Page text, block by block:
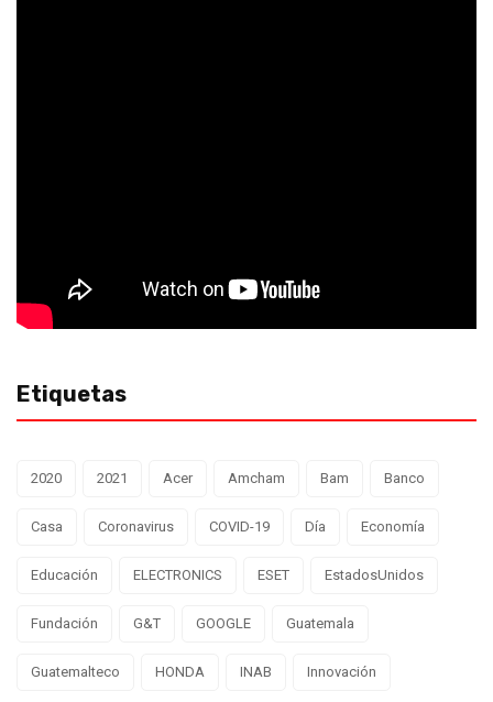
Etiquetas
2020 2021 Acer Amcham Bam Banco
Casa Coronavirus COVID-19 Día Economía
Educación ELECTRONICS ESET EstadosUnidos
Fundación G&T GOOGLE Guatemala
Guatemalteco HONDA INAB Innovación